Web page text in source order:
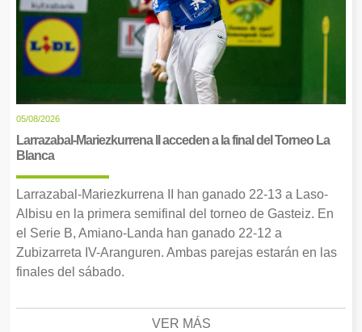
05/08/2026
Larrazabal-Mariezkurrena II acceden a la final del Torneo La
Blanca
Larrazabal-Mariezkurrena II han ganado 22-13 a Laso-
Albisu en la primera semifinal del torneo de Gasteiz. En
el Serie B, Amiano-Landa han ganado 22-12 a
Zubizarreta IV-Aranguren. Ambas parejas estarán en las
finales del sábado.
VER MÁS